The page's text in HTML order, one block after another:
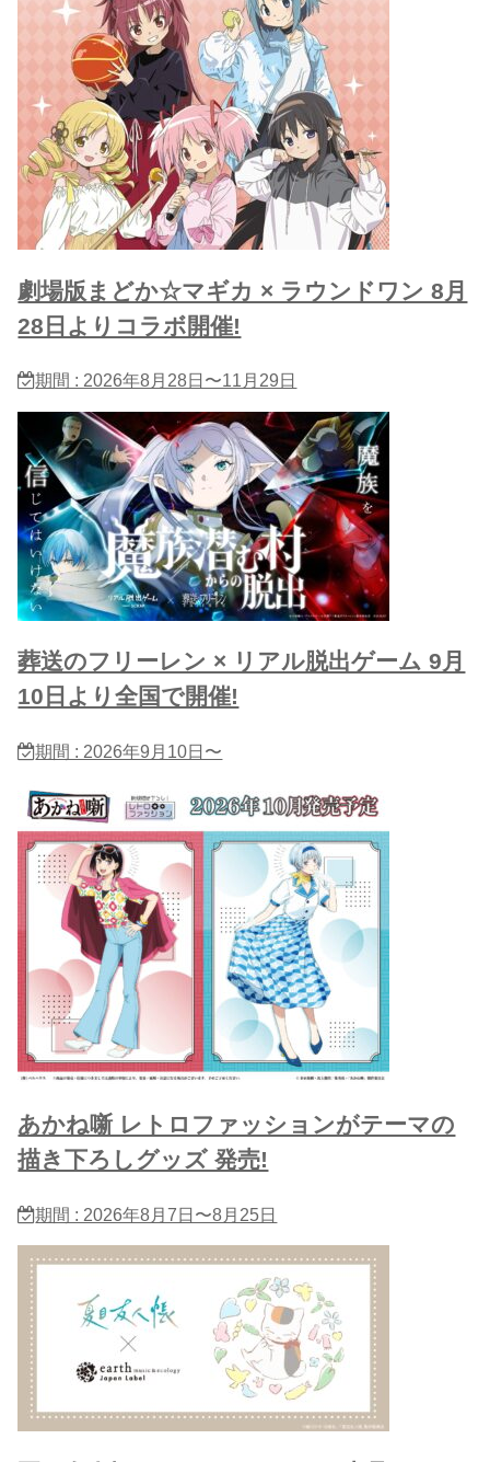
劇場版まどか☆マギカ × ラウンドワン 8月
28日よりコラボ開催!
期間 : 2026年8月28日〜11月29日
葬送のフリーレン × リアル脱出ゲーム 9月
10日より全国で開催!
期間 : 2026年9月10日〜
あかね噺 レトロファッションがテーマの
描き下ろしグッズ 発売!
期間 : 2026年8月7日〜8月25日